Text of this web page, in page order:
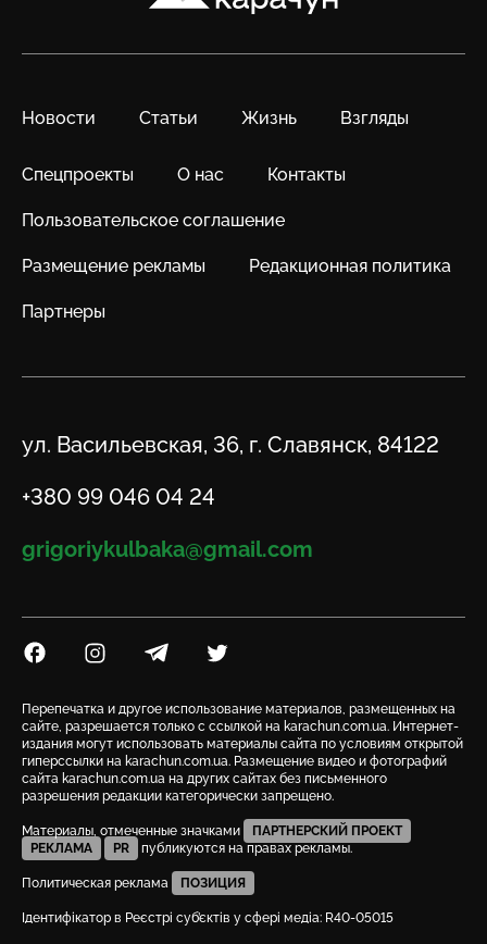
Новости Статьи Жизнь Взгляды
Спецпроекты О нас Контакты
Пользовательское соглашение
Размещение рекламы Редакционная политика
Партнеры
Адрес
ул. Васильевская, 36, г. Славянск, 84122
Телефон
+380 99 046 04 24
Email
grigoriykulbaka@gmail.com
Посилання на Facebook
Посилання на Instagram
Посилання на Telegram
Посилання на Twitter
Перепечатка и другое использование материалов, размещенных на
сайте, разрешается только с ссылкой на karachun.com.ua. Интернет-
издания могут использовать материалы сайта по условиям открытой
гиперссылки на karachun.com.ua. Размещение видео и фотографий
сайта karachun.com.ua на других сайтах без письменного
разрешения редакции категорически запрещено.
Материалы, отмеченные значками
ПАРТНЕРСКИЙ ПРОЕКТ
РЕКЛАМА
PR публикуются на правах рекламы.
Политическая реклама ПОЗИЦИЯ
Ідентифікатор в Реєстрі суб’єктів у сфері медіа: R40-05015